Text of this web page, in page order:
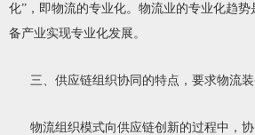
化”，即物流的专业化。物流业的专业化趋
备产业实现专业化发展。
三、供应链组织协同的特点，要求物流装
物流组织模式向供应链创新的过程中，协